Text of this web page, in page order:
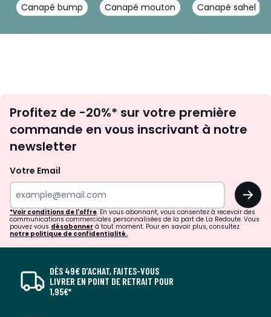
Canapé bump Canapé mouton Canapé sahel
newsletter
Profitez de -20%* sur votre première
commande en vous inscrivant à notre
newsletter
Votre Email
OK
*Voir conditions de l'offre. En vous abonnant, vous consentez à recevoir des
communications commerciales personnalisées de la part de La Redoute. Vous
pouvez vous désabonner à tout moment. Pour en savoir plus, consultez
notre politique de confidentialité.
DÈS 49€ D’ACHAT, FAITES-VOUS
LIVRER EN POINT DE RETRAIT POUR
1,95€*